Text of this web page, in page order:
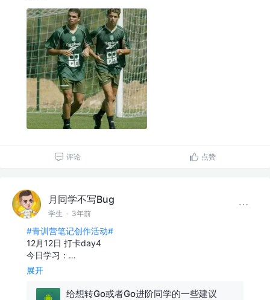
评论 点赞
月同学不写Bug
学生 · 3年前
#青训营笔记创作活动#
12月12日 打卡day4
今日学习：…
展开
给想转Go或者Go进阶同学的一些建议